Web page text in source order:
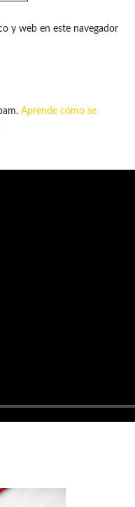
y web en este navegador
Aprende cómo se